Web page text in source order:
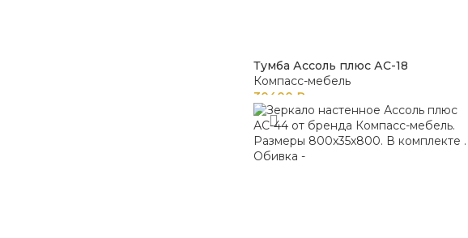
Тумба Ассоль плюс АС-18
Компасс-мебель
30400 ₽